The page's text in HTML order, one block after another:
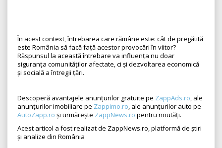
În acest context, întrebarea care rămâne este: cât de pregătită
este România să facă față acestor provocări în viitor?
Răspunsul la această întrebare va influența nu doar
siguranța comunităților afectate, ci și dezvoltarea economică
și socială a întregii țări.
Descoperă avantajele anunțurilor gratuite pe ZappAds.ro, ale
anunțurilor imobiliare pe Zappimo.ro, ale anunțurilor auto pe
AutoZapp.ro și urmărește ZappNews.ro pentru noutăți.
Acest articol a fost realizat de ZappNews.ro, platformă de știri
și analize din România